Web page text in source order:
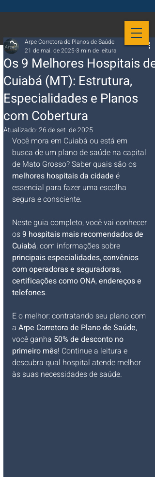
Os 9 Melhores Hospitais de
Cuiabá (MT): Estrutura,
Especialidades e Planos
com Cobertura
Arpe Corretora de Planos de Saúde
21 de mai. de 2025 3 min de leitura
Atualizado:26 de set. de 2025
Você mora em Cuiabá ou está em
busca de um plano de saúde na capital
de Mato Grosso? Saber quais são os
melhores hospitais da cidade é
essencial para fazer uma escolha
segura e consciente.
Neste guia completo, você vai conhecer
os 9 hospitais mais recomendados de
Cuiabá, com informações sobre
principais especialidades, convênios
com operadoras e seguradoras,
certificações como ONA, endereços e
telefones.
E o melhor: contratando seu plano com
a Arpe Corretora de Plano de Saúde,
você ganha 50% de desconto no
primeiro mês! Continue a leitura e
descubra qual hospital atende melhor
às suas necessidades de saúde.